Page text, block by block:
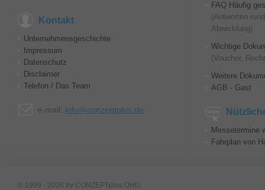
Kontakt
Unternehmensgeschichte
Impressum
Datenschutz
Disclaimer
Telefon / Das Team
e-mail: info@conzeptplus.de
FAQ Häufig
(Antworten
Abwicklung)
Wichtige
(Voucher,
Weitere
AGB - Gast
Messetermine
Fahrplan von
© 1999 - 2026 by CONZEPTplus OHG